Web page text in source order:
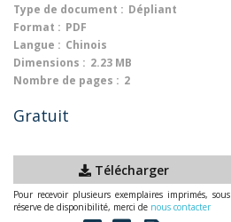
Type de document : Dépliant
Format : PDF
Langue : Chinois
Dimensions : 2.23 MB
Nombre de pages : 2
Gratuit
Télécharger
Pour recevoir plusieurs exemplaires imprimés, sous
réserve de disponibilité, merci de nous contacter